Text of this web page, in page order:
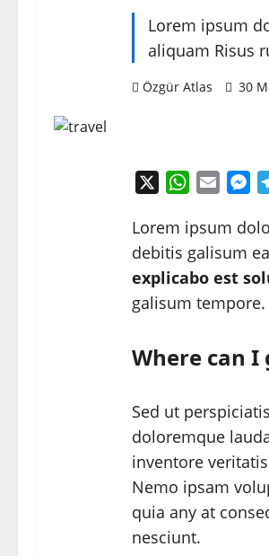
Lorem ipsum
aliquam Risus
Özgür Atlas 30
WhatsApp
Email
Lorem ipsum
debitis galisum
explicabo est
galisum tempore.
Where can I
Sed ut
doloremque
inventore
Nemo ipsam
quia any at
nesciunt.